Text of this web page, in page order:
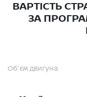
ВАРТІСТЬ
ЗА
Об'єм двигуна